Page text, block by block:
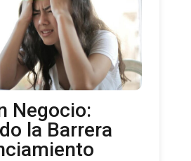
Negocio:
la Barrera